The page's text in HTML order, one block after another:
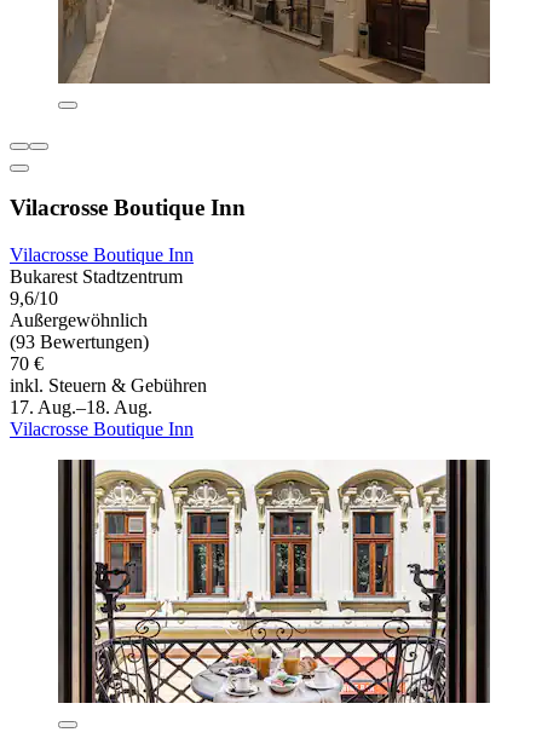
Vilacrosse Boutique Inn
Vilacrosse Boutique Inn
Bukarest Stadtzentrum
9,6/10
Außergewöhnlich
(93 Bewertungen)
70 €
inkl. Steuern & Gebühren
17. Aug.–18. Aug.
Vilacrosse Boutique Inn